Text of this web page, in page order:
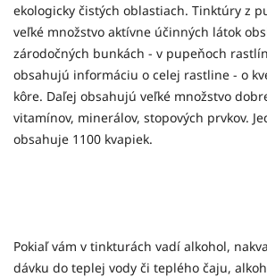
ekologicky čistých oblastiach. Tinktúry z
veľké množstvo aktívne účinných látok
zárodočných bunkách - v pupeňoch
obsahujú informáciu o celej rastline - o
kôre. Daľej obsahujú veľké množstvo
vitamínov, minerálov, stopových prvkov.
obsahuje 1100 kvapiek.
Pokiaľ vám v tinkturách vadí alkohol,
dávku do teplej vody či teplého čaju,